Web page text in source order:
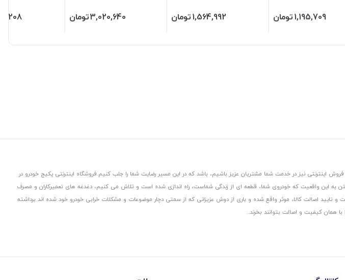
1,195,709تومان 1,564,992تومان 3,020,640تومان
اینترنتی نیز در خدمت شما مشتریان عزیز باشیم، باشد که در این مسیر رضایت شما را جلب کنیم.فروشگاه اینترنتی پکیج خودرو در
به این واقعیت که خودروی شما، قطعه ای از زندگی شماست، راه اندازی شده است و تلاش می کنیم، دغدغه های تعمیرکاران و مصرف
تایید اصالت کالا، موثر واقع شده و باری از دوش عزیزانی که از سمتی دچار موضوعات و مشکلات خرابی خودرو خود شده اند برداشته
همان کیفیت و اصالت بتوانند بخرند..